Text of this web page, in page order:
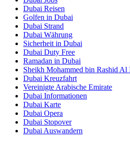
Dubai Reisen
Golfen in Dubai
Dubai Strand
Dubai Währung
Sicherheit in Dubai
Dubai Duty Free
Ramadan in Dubai
Sheikh Mohammed bin Rashid Al
Dubai Kreuzfahrt
Vereinigte Arabische Emirate
Dubai Informationen
Dubai Karte
Dubai Opera
Dubai Stopover
Dubai Auswandern